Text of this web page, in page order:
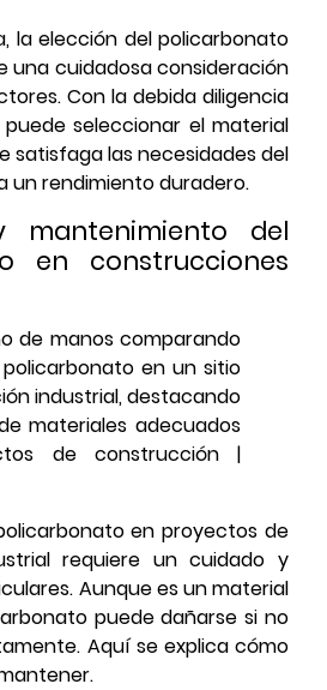
la elección del policarbonato
una cuidadosa consideración
Con la debida diligencia
seleccionar el material
satisfaga las necesidades del
un rendimiento duradero.
mantenimiento del
en construcciones
en proyectos de
requiere un cuidado y
Aunque es un material
puede dañarse si no
Aquí se explica cómo